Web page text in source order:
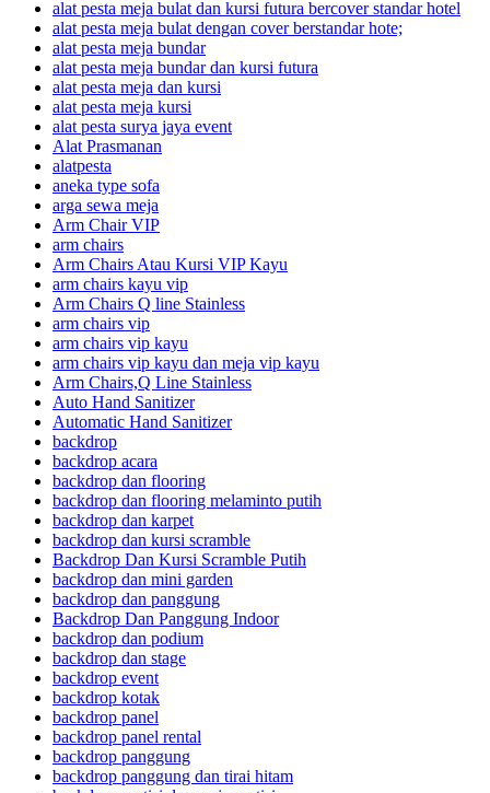
alat pesta meja bulat dan kursi futura bercover standar hotel
alat pesta meja bulat dengan cover berstandar hote;
alat pesta meja bundar
alat pesta meja bundar dan kursi futura
alat pesta meja dan kursi
alat pesta meja kursi
alat pesta surya jaya event
Alat Prasmanan
alatpesta
aneka type sofa
arga sewa meja
Arm Chair VIP
arm chairs
Arm Chairs Atau Kursi VIP Kayu
arm chairs kayu vip
Arm Chairs Q line Stainless
arm chairs vip
arm chairs vip kayu
arm chairs vip kayu dan meja vip kayu
Arm Chairs,Q Line Stainless
Auto Hand Sanitizer
Automatic Hand Sanitizer
backdrop
backdrop acara
backdrop dan flooring
backdrop dan flooring melaminto putih
backdrop dan karpet
backdrop dan kursi scramble
Backdrop Dan Kursi Scramble Putih
backdrop dan mini garden
backdrop dan panggung
Backdrop Dan Panggung Indoor
backdrop dan podium
backdrop dan stage
backdrop event
backdrop kotak
backdrop panel
backdrop panel rental
backdrop panggung
backdrop panggung dan tirai hitam